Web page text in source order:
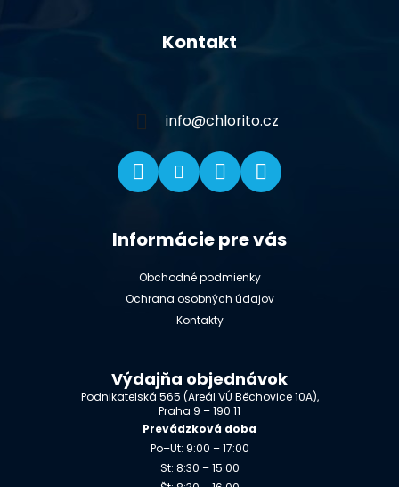
Kontakt
info@chlorito.cz
Informácie pre vás
Obchodné podmienky
Ochrana osobných údajov
Kontakty
Výdajňa objednávok
Podnikatelská 565 (Areál VÚ Běchovice 10A),
Praha 9 – 190 11
Prevádzková doba
Po–Ut: 9:00 – 17:00
St: 8:30 – 15:00